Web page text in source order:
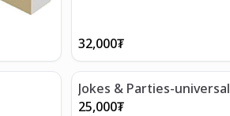
32,000₮
Jokes & Parties-universal
boobie stand holder
25,000₮